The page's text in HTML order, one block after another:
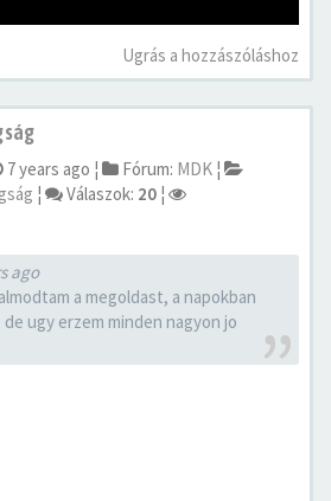
Ugrás a hozzászóláshoz
7 years ago ¦ Fórum: MDK ¦
¦ Válaszok: 20 ¦
ago
a megoldast, a napokban
ugy erzem minden nagyon jo